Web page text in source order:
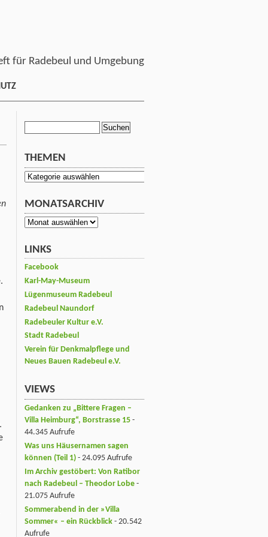
für Radebeul und Umgebung
THEMEN
Themen
MONATSARCHIV
Monatsarchiv
LINKS
Facebook
Karl-May-Museum
Lügenmuseum Radebeul
Radebeul Naundorf
Radebeuler Kultur e.V.
Stadt Radebeul
Verein für Denkmalpflege und
Neues Bauen Radebeul e.V.
VIEWS
Gedanken zu „Bittere Fragen –
Villa Heimburg“, Borstrasse 15 -
44.345 Aufrufe
Was uns Häusernamen sagen
können (Teil 1) - 24.095 Aufrufe
Im Archiv gestöbert: Von Ratibor
nach Radebeul – Theodor Lobe -
21.075 Aufrufe
Sommerabend in der »Villa
Sommer« – ein Rückblick - 20.542
Aufrufe